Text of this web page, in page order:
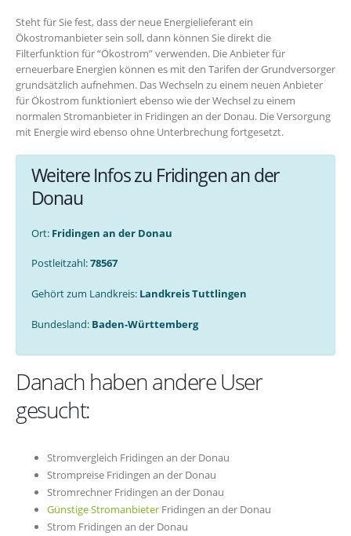
Steht für Sie fest, dass der neue Energielieferant ein
Ökostromanbieter sein soll, dann können Sie direkt die
Filterfunktion für “Ökostrom” verwenden. Die Anbieter für
erneuerbare Energien können es mit den Tarifen der Grundversorger
grundsätzlich aufnehmen. Das Wechseln zu einem neuen Anbieter
für Ökostrom funktioniert ebenso wie der Wechsel zu einem
normalen Stromanbieter in Fridingen an der Donau. Die Versorgung
mit Energie wird ebenso ohne Unterbrechung fortgesetzt.
Weitere Infos zu Fridingen an der
Donau
Ort: Fridingen an der Donau
Postleitzahl:78567
Gehört zum Landkreis: Landkreis Tuttlingen
Bundesland: Baden-Württemberg
Danach haben andere User
gesucht:
Stromvergleich Fridingen an der Donau
Strompreise Fridingen an der Donau
Stromrechner Fridingen an der Donau
Günstige Stromanbieter Fridingen an der Donau
Strom Fridingen an der Donau